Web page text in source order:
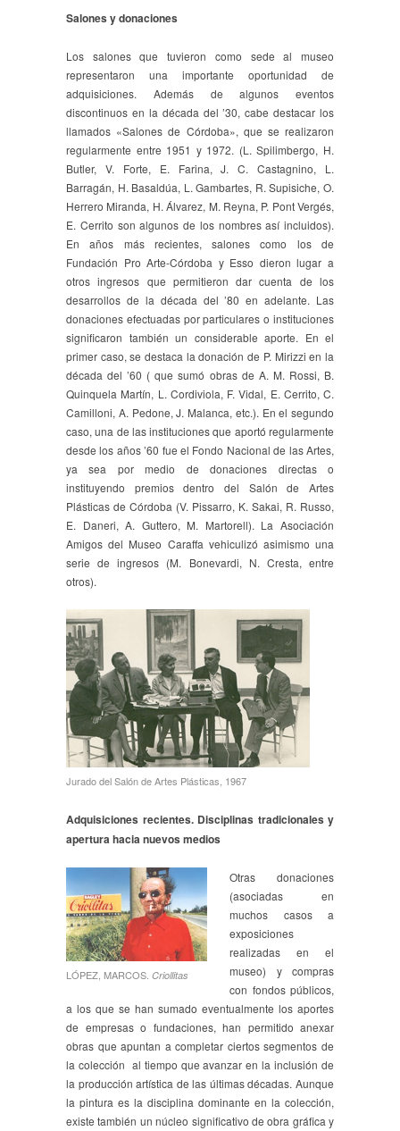
Salones y donaciones
Los salones que tuvieron como sede al museo
representaron una importante oportunidad de
adquisiciones. Además de algunos eventos
discontinuos en la década del ’30, cabe destacar los
llamados «Salones de Córdoba», que se realizaron
regularmente entre 1951 y 1972. (L. Spilimbergo, H.
Butler, V. Forte, E. Farina, J. C. Castagnino, L.
Barragán, H. Basaldúa, L. Gambartes, R. Supisiche, O.
Herrero Miranda, H. Álvarez, M. Reyna, P. Pont Vergés,
E. Cerrito son algunos de los nombres así incluidos).
En años más recientes, salones como los de
Fundación Pro Arte-Córdoba y Esso dieron lugar a
otros ingresos que permitieron dar cuenta de los
desarrollos de la década del ’80 en adelante. Las
donaciones efectuadas por particulares o instituciones
significaron también un considerable aporte. En el
primer caso, se destaca la donación de P. Mirizzi en la
década del ’60 ( que sumó obras de A. M. Rossi, B.
Quinquela Martín, L. Cordiviola, F. Vidal, E. Cerrito, C.
Camilloni, A. Pedone, J. Malanca, etc.). En el segundo
caso, una de las instituciones que aportó regularmente
desde los años ’60 fue el Fondo Nacional de las Artes,
ya sea por medio de donaciones directas o
instituyendo premios dentro del Salón de Artes
Plásticas de Córdoba (V. Pissarro, K. Sakai, R. Russo,
E. Daneri, A. Guttero, M. Martorell). La Asociación
Amigos del Museo Caraffa vehiculizó asimismo una
serie de ingresos (M. Bonevardi, N. Cresta, entre
otros).
Jurado del Salón de Artes Plásticas, 1967
Adquisiciones recientes. Disciplinas tradicionales y
apertura hacia nuevos medios
LÓPEZ, MARCOS. Criollitas
Otras donaciones
(asociadas en
muchos casos a
exposiciones
realizadas en el
museo) y compras
con fondos públicos,
a los que se han sumado eventualmente los aportes
de empresas o fundaciones, han permitido anexar
obras que apuntan a completar ciertos segmentos de
la colección al tiempo que avanzar en la inclusión de
la producción artística de las últimas décadas. Aunque
la pintura es la disciplina dominante en la colección,
existe también un núcleo significativo de obra gráfica y